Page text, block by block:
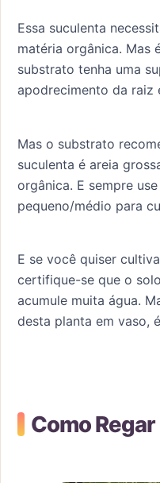
Essa suculenta
matéria orgânica. Mas
substrato tenha uma
apodrecimento da raiz
Mas o substrato
suculenta é areia
orgânica. E sempre
pequeno/médio para
E se você quiser
certifique-se que o
acumule muita água.
desta planta em vaso,
Como